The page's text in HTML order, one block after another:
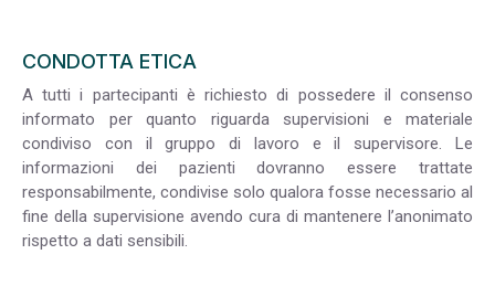
CONDOTTA ETICA
A tutti i partecipanti è richiesto di possedere il consenso
informato per quanto riguarda supervisioni e materiale
condiviso con il gruppo di lavoro e il supervisore. Le
informazioni dei pazienti dovranno essere trattate
responsabilmente, condivise solo qualora fosse necessario al
fine della supervisione avendo cura di mantenere l’anonimato
rispetto a dati sensibili.